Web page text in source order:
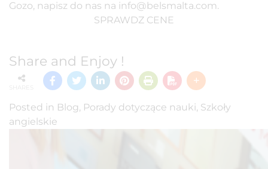
Gozo, napisz do nas na info@belsmalta.com.
SPRAWDZ CENE
Share and Enjoy !
Posted in Blog, Porady dotyczące nauki, Szkoły
angielskie